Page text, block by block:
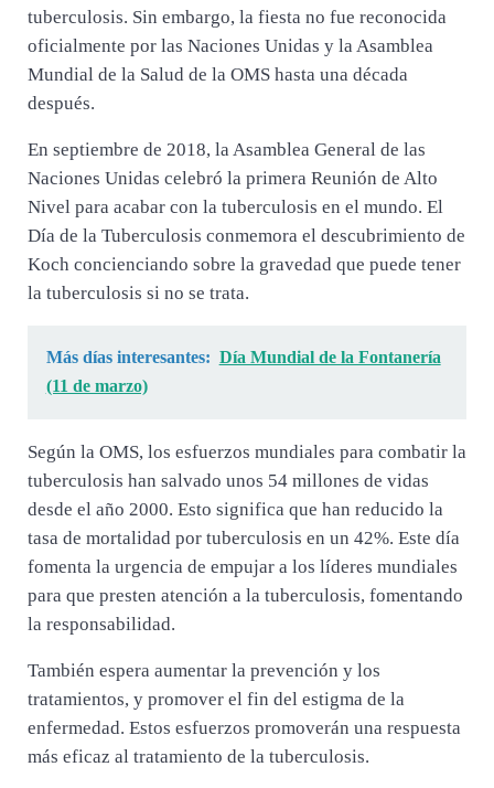
tuberculosis. Sin embargo, la fiesta no fue reconocida
oficialmente por las Naciones Unidas y la Asamblea
Mundial de la Salud de la OMS hasta una década
después.
En septiembre de 2018, la Asamblea General de las
Naciones Unidas celebró la primera Reunión de Alto
Nivel para acabar con la tuberculosis en el mundo. El
Día de la Tuberculosis conmemora el descubrimiento de
Koch concienciando sobre la gravedad que puede tener
la tuberculosis si no se trata.
Más días interesantes: Día Mundial de la Fontanería
(11 de marzo)
Según la OMS, los esfuerzos mundiales para combatir la
tuberculosis han salvado unos 54 millones de vidas
desde el año 2000. Esto significa que han reducido la
tasa de mortalidad por tuberculosis en un 42%. Este día
fomenta la urgencia de empujar a los líderes mundiales
para que presten atención a la tuberculosis, fomentando
la responsabilidad.
También espera aumentar la prevención y los
tratamientos, y promover el fin del estigma de la
enfermedad. Estos esfuerzos promoverán una respuesta
más eficaz al tratamiento de la tuberculosis.